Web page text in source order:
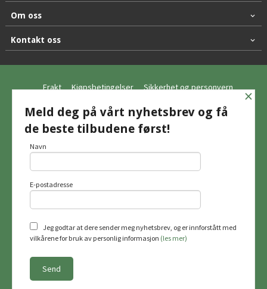
Om oss
Kontakt oss
Frakt Kjøpsbetingelser Sikkerhet og personvern
Nyhetsbrev
© Hagemo Jakt og Friluft AS
Vår nettbutikk bruker cookies slik at du
hovedsaklig til å lagre
innloggingsdetaljer og huske hva du
bruke siden som normalt om du godtar
×
Meld deg på vårt nyhetsbrev og få
de beste tilbudene først!
Navn
E-postadresse
Jeg godtar at dere sender meg nyhetsbrev, og er innforstått med
vilkårene for bruk av personlig informasjon (les mer)